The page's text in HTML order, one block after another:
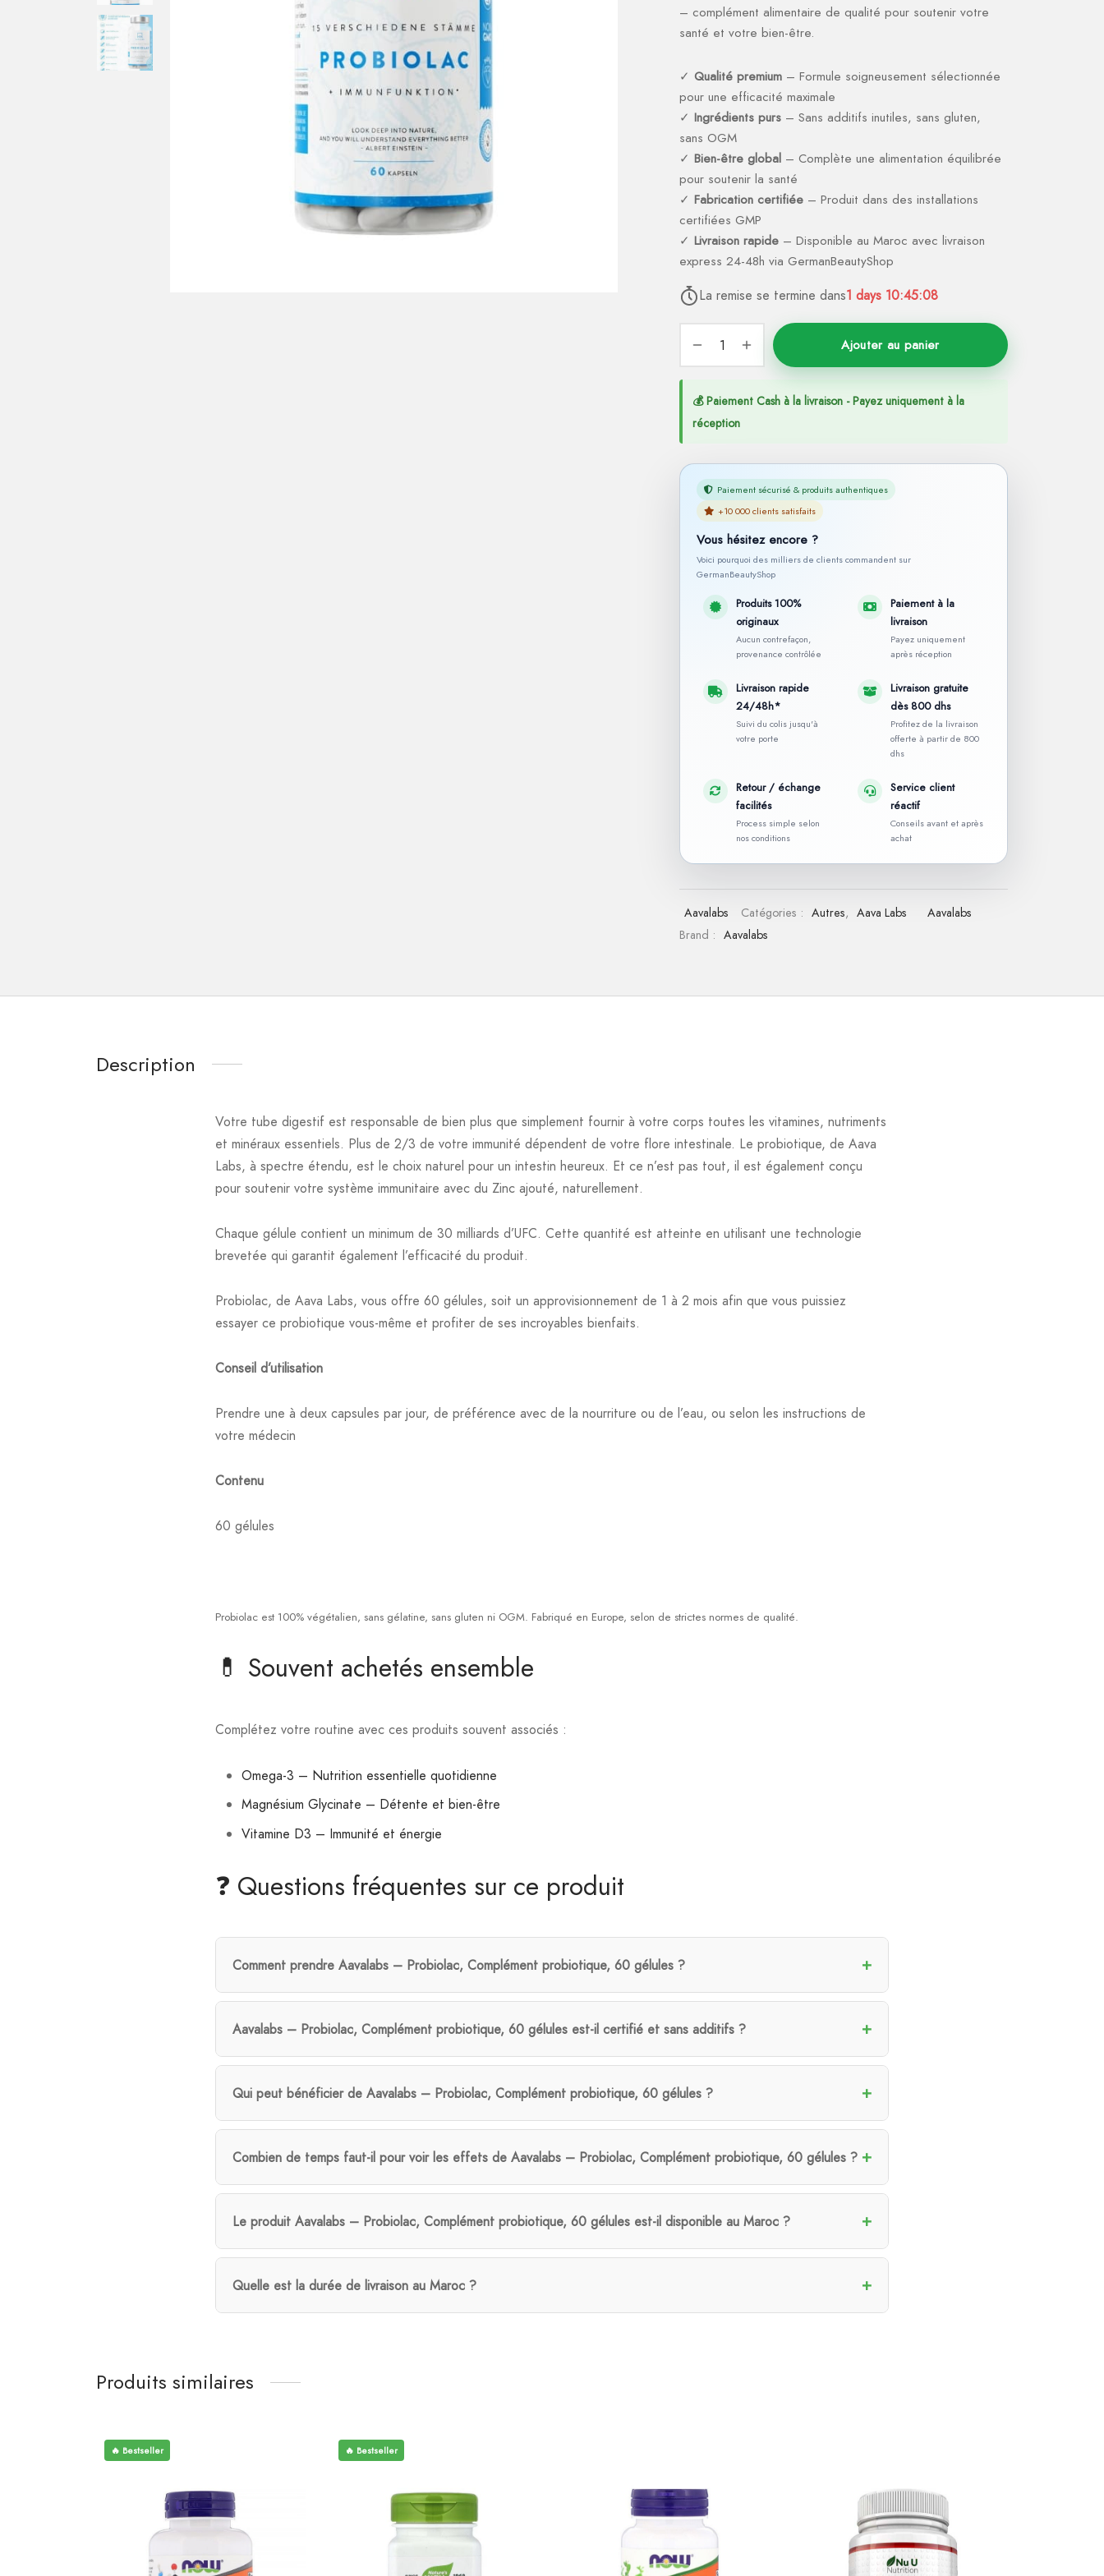
– complément alimentaire de qualité pour soutenir votre
santé et votre bien-être.
✓ Qualité premium – Formule soigneusement sélectionnée
pour une efficacité maximale
✓ Ingrédients purs – Sans additifs inutiles, sans gluten,
sans OGM
✓ Bien-être global – Complète une alimentation équilibrée
pour soutenir la santé
✓ Fabrication certifiée – Produit dans des installations
certifiées GMP
✓ Livraison rapide – Disponible au Maroc avec livraison
express 24-48h via GermanBeautyShop
La remise se termine dans1 days 10:45:07
Ajouter au panier
💰 Paiement Cash à la livraison - Payez uniquement à la
réception
Paiement sécurisé & produits authentiques
+10 000 clients satisfaits
Vous hésitez encore ?
Voici pourquoi des milliers de clients commandent sur
GermanBeautyShop
Produits 100%
originaux
Aucun contrefaçon,
provenance contrôlée
Paiement à la
livraison
Payez uniquement
après réception
Livraison rapide
24/48h*
Suivi du colis jusqu'à
votre porte
Livraison gratuite
dès 800 dhs
Profitez de la livraison
offerte à partir de 800
dhs
Retour / échange
facilités
Process simple selon
nos conditions
Service client
réactif
Conseils avant et après
achat
Aavalabs Catégories : Autres, Aava Labs
Aavalabs
Brand : Aavalabs
Description
Votre tube digestif est responsable de bien plus que simplement fournir à votre corps toutes les vitamines, nutriments
et minéraux essentiels. Plus de 2/3 de votre immunité dépendent de votre flore intestinale. Le probiotique, de Aava
Labs, à spectre étendu, est le choix naturel pour un intestin heureux. Et ce n’est pas tout, il est également conçu
pour soutenir votre système immunitaire avec du Zinc ajouté, naturellement.
Chaque gélule contient un minimum de 30 milliards d’UFC. Cette quantité est atteinte en utilisant une technologie
brevetée qui garantit également l’efficacité du produit.
Probiolac, de Aava Labs, vous offre 60 gélules, soit un approvisionnement de 1 à 2 mois afin que vous puissiez
essayer ce probiotique vous-même et profiter de ses incroyables bienfaits.
Conseil d’utilisation
Prendre une à deux capsules par jour, de préférence avec de la nourriture ou de l’eau, ou selon les instructions de
votre médecin
Contenu
60 gélules
Probiolac est 100% végétalien, sans gélatine, sans gluten ni OGM. Fabriqué en Europe, selon de strictes normes de qualité.
💊 Souvent achetés ensemble
Complétez votre routine avec ces produits souvent associés :
Omega-3 – Nutrition essentielle quotidienne
Magnésium Glycinate – Détente et bien-être
Vitamine D3 – Immunité et énergie
❓ Questions fréquentes sur ce produit
Comment prendre Aavalabs – Probiolac, Complément probiotique, 60 gélules ?
Aavalabs – Probiolac, Complément probiotique, 60 gélules est-il certifié et sans additifs ?
Qui peut bénéficier de Aavalabs – Probiolac, Complément probiotique, 60 gélules ?
Combien de temps faut-il pour voir les effets de Aavalabs – Probiolac, Complément probiotique, 60 gélules ?
Le produit Aavalabs – Probiolac, Complément probiotique, 60 gélules est-il disponible au Maroc ?
Quelle est la durée de livraison au Maroc ?
Produits similaires
🔥 Bestseller 🔥 Bestseller